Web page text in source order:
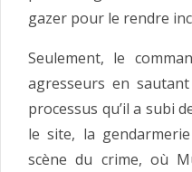
gazer pour le rendre
Seulement, le
agresseurs en
processus qu’il a subi
le site, la
scène du crime, où